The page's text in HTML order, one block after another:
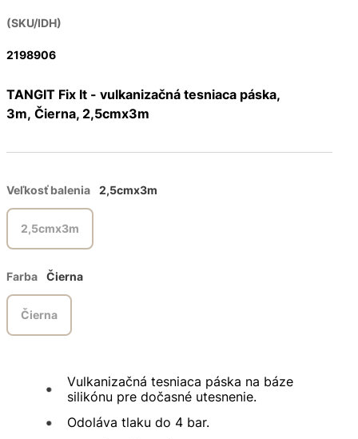
(SKU/IDH)
2198906
TANGIT Fix It - vulkanizačná tesniaca páska,
3m, Čierna, 2,5cmx3m
Veľkosť balenia 2,5cmx3m
2,5cmx3m
Farba Čierna
Čierna
Vulkanizačná tesniaca páska na báze
silikónu pre dočasné utesnenie.
Odoláva tlaku do 4 bar.